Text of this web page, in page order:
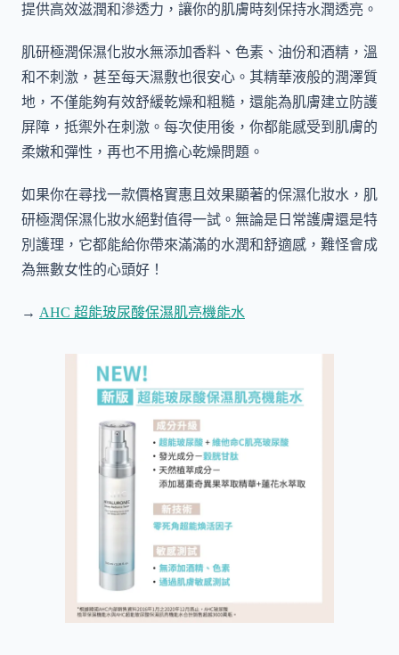
提供高效滋潤和滲透力，讓你的肌膚時刻保持水潤透亮。
肌研極潤保濕化妝水無添加香料、色素、油份和酒精，溫
和不刺激，甚至每天濕敷也很安心。其精華液般的潤澤質
地，不僅能夠有效舒緩乾燥和粗糙，還能為肌膚建立防護
屏障，抵禦外在刺激。每次使用後，你都能感受到肌膚的
柔嫩和彈性，再也不用擔心乾燥問題。
如果你在尋找一款價格實惠且效果顯著的保濕化妝水，肌
研極潤保濕化妝水絕對值得一試。無論是日常護膚還是特
別護理，它都能給你帶來滿滿的水潤和舒適感，難怪會成
為無數女性的心頭好！
→ AHC 超能玻尿酸保濕肌亮機能水